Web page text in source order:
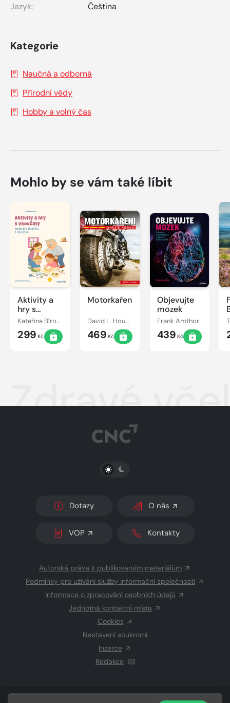
Jazyk:
Čeština
Kategorie
Naučná a odborná
Přírodní vědy
Hobby a volný čas
Mohlo by se vám také líbit
Aktivity a
hry s
vnoučaty Kateřina Bírová
299 Kč
Motorkaření
David L. Hough
469 Kč
Objevujte
mozek
Frank Amthor
439 Kč
Zdravé
PŘEPNOUT SVĚTLÝ/TMAVÝ REŽIM
Dotazy O nás
VOP Kontakty
Autorská práva k publikovaným materiálům
Podmínky pro užívání služby informační společnosti
Informace o zpracování osobních údajů
Jednotná kontaktní místa
Cookies
Nastavení soukromí
Inzerce
Redakce